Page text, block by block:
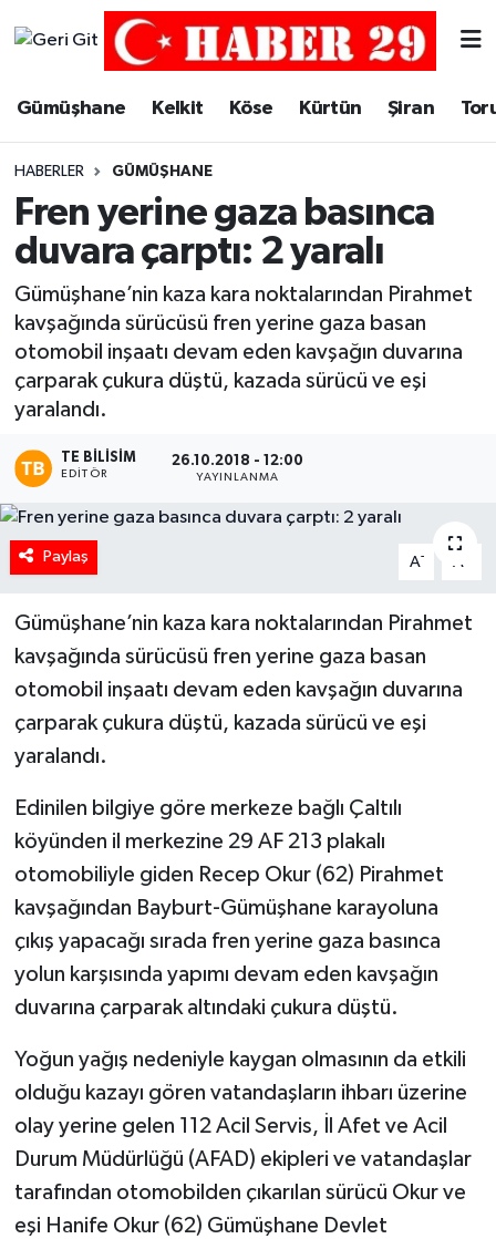
Gümüşhane Kelkit Köse Kürtün Şiran
HABERLER GÜMÜŞHANE
Fren yerine gaza basınca
duvara çarptı: 2 yaralı
Gümüşhane’nin kaza kara noktalarından Pirahmet
kavşağında sürücüsü fren yerine gaza basan
otomobil inşaatı devam eden kavşağın duvarına
çarparak çukura düştü, kazada sürücü ve eşi
yaralandı.
TE BILISIM
EDITÖR
26.10.2018 - 12:00
YAYINLANMA
Paylaş A- A
Gümüşhane’nin kaza kara noktalarından Pirahmet
kavşağında sürücüsü fren yerine gaza basan
otomobil inşaatı devam eden kavşağın duvarına
çarparak çukura düştü, kazada sürücü ve eşi
yaralandı.
Edinilen bilgiye göre merkeze bağlı Çaltılı
köyünden il merkezine 29 AF 213 plakalı
otomobiliyle giden Recep Okur (62) Pirahmet
kavşağından Bayburt-Gümüşhane karayoluna
çıkış yapacağı sırada fren yerine gaza basınca
yolun karşısında yapımı devam eden kavşağın
duvarına çarparak altındaki çukura düştü.
Yoğun yağış nedeniyle kaygan olmasının da etkili
olduğu kazayı gören vatandaşların ihbarı üzerine
olay yerine gelen 112 Acil Servis, İl Afet ve Acil
Durum Müdürlüğü (AFAD) ekipleri ve vatandaşlar
tarafından otomobilden çıkarılan sürücü Okur ve
eşi Hanife Okur (62) Gümüşhane Devlet
Merkez Trafik Yoğunluk Haritası
Süper Lig Puan Durumu ve Fikstür
Tüm Manşetler
Son Dakika Haberleri
Haber Arşivi